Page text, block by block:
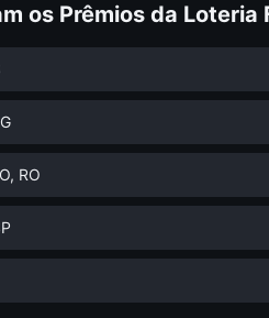
os Prêmios da Loteria
, RO